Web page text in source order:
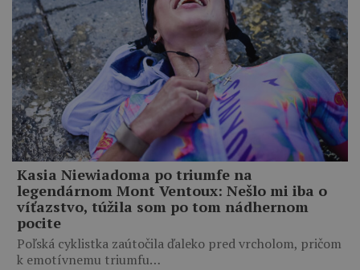
Kasia Niewiadoma po triumfe na
legendárnom Mont Ventoux: Nešlo mi iba o
víťazstvo, túžila som po tom nádhernom
pocite
Poľská cyklistka zaútočila ďaleko pred vrcholom, pričom
k emotívnemu triumfu…